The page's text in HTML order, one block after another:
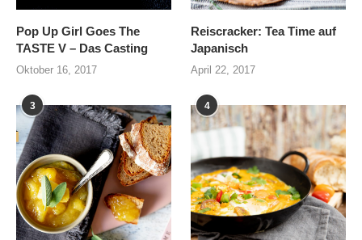
Pop Up Girl Goes The
TASTE V – Das Casting
Oktober 16, 2017
Reiscracker: Tea Time auf
Japanisch
April 22, 2017
3 4